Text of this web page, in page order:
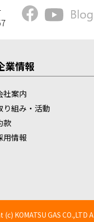
業情報
社案内
り組み・活動
款
用情報
KOMATSU GAS CO.,LTD